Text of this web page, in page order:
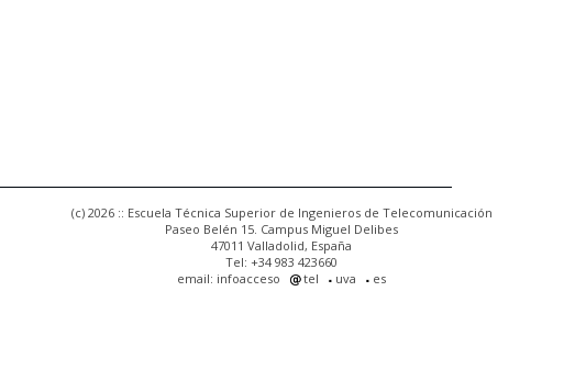
(c) 2026 :: Escuela Técnica Superior de Ingenieros de Telecomunicación
Paseo Belén 15. Campus Miguel Delibes
47011 Valladolid, España
Tel: +34 983 423660
email: infoacceso
tel uva es